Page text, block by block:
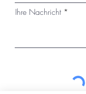
Ihre Nachricht